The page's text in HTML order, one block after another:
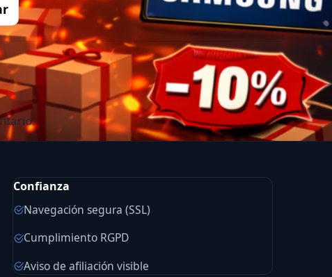
Confianza
Navegación segura (SSL)
Cumplimiento RGPD
Aviso de afiliación visible